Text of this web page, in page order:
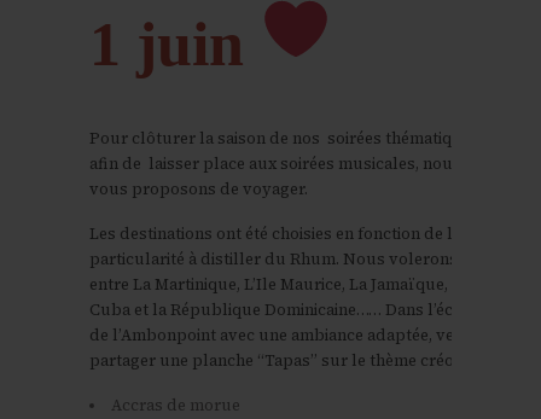
1 juin
Pour clôturer la saison de nos soirées thématiques
afin de laisser place aux soirées musicales, nous
vous proposons de voyager.
Les destinations ont été choisies en fonction de leur
particularité à distiller du Rhum. Nous volerons
entre La Martinique, L’Ile Maurice, La Jamaïque,
Cuba et la République Dominicaine…… Dans l’écrin
de l’Ambonpoint avec une ambiance adaptée, venez
partager une planche “Tapas” sur le thème créole :
Accras de morue